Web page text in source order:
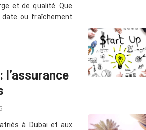
et de qualité. Que
date ou fraîchement
l’assurance
à Dubai et aux